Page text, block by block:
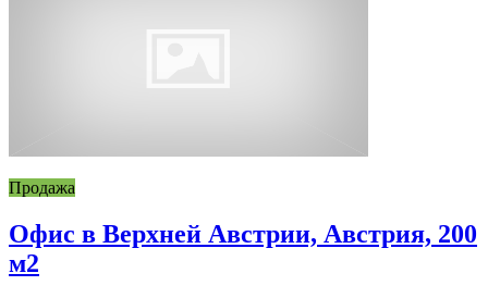
Продажа
Офис в Верхней Австрии, Австрия, 200
м2